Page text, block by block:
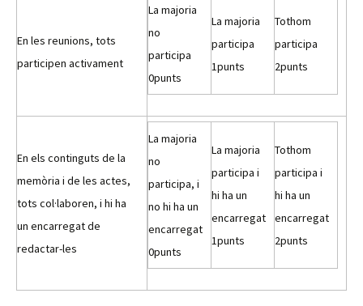
En les reunions, tots
participen activament
La majoria
no
participa
0punts
La majoria
participa
1punts
Tothom
participa
2punts
En els continguts de la
memòria i de les actes,
tots col·laboren, i hi ha
un encarregat de
redactar-les
La majoria
no
participa, i
no hi ha un
encarregat
0punts
La majoria
participa i
hi ha un
encarregat
1punts
Tothom
participa i
hi ha un
encarregat
2punts